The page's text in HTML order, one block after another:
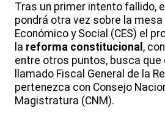
Tras un primer intento fallido, el
pondrá otra vez sobre la mesa
Económico y Social (CES) el
la reforma constitucional ,
entre otros puntos, busca que
llamado Fiscal General de la
pertenezca con Consejo
Magistratura (CNM).